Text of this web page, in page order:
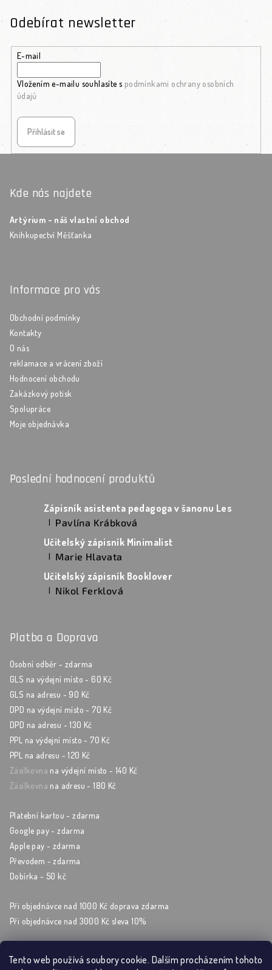
Tento web používá soubory cookie. Dalším procházením tohoto
Odebírat newsletter
E-mail
Vložením e-mailu souhlasíte s podmínkami ochrany osobních
údajů
Přihlásit se
Kde nás najdete
Artýrium - náš vlastní obchod
Knihkupectví Měšťanka
Informace pro vás
Obchodní podmínky
Kontakty
O nás
reklamace a vrácení zboží
Hodnocení obchodu
Zakázkový potisk
Spolupráce
Moje objednávka
Poslední hodnocení produktů
Zápisník asistenta pedagoga v šanonu Les
Hodnocení produktu je 5 z 5 hvězdiček.
| Pavlína Krábková
Učitelský zápisník Minimalist
Hodnocení produktu je 5 z 5 hvězdiček.
| Marie Hlavata
Učitelský zápisník Booklover
Hodnocení produktu je 5 z 5 hvězdiček.
| Nikol Ferklová
Platba a Doprava
Osobní odběr - zdarma
GLS na výdejní místo - 60 Kč
GLS na adresu - 90 Kč
DPD na výdejní místo - 70 Kč
DPD na adresu - 130 Kč
PPL na výdejní místo - 70 Kč
PPL na adresu - 120 Kč
Zásilkovna na výdejní místo - 140 Kč
Zásilkovna na adresu - 180 Kč
Platební kartou - zdarma
Google pay - zdarma
Apple pay - zdarma
Převodem - zdarma
Dobírka - 50 kč
Při objednávce nad 1000 Kč doprava zdarma
Při objednávce nad 3000 Kč sleva 10%